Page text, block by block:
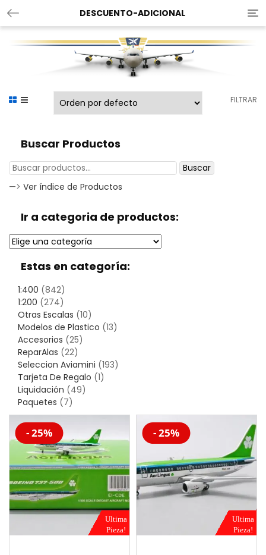
DESCUENTO-ADICIONAL
FILTRAR
Buscar Productos
Buscar
—> Ver índice de Productos
Ir a categoria de productos:
Estas en categoría:
1:400 (842)
1:200 (274)
Otras Escalas (10)
Modelos de Plastico (13)
Accesorios (25)
ReparAlas (22)
Seleccion Aviamini (193)
Tarjeta De Regalo (1)
Liquidación (49)
Paquetes (7)
-20%
Ultima
Pieza!
- 25% -20%
Ultima
Pieza!
- 25%